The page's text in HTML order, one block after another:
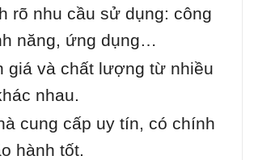
rõ nhu cầu sử dụng: công
năng, ứng dụng…
giá và chất lượng từ nhiều
nhau.
cung cấp uy tín, có chính
hành tốt.